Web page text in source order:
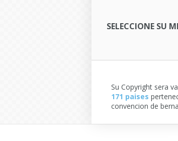
SELECCIONE SU
Su Copyright sera
171 paises
convencion de berna